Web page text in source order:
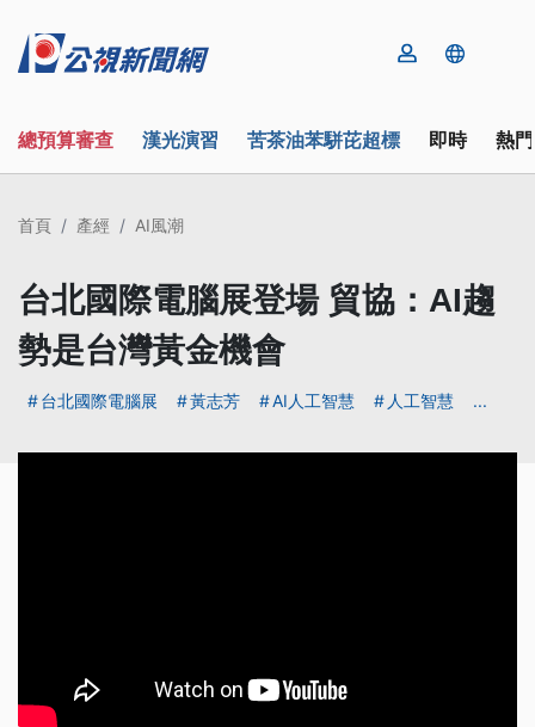
總預算審查 漢光演習 苦茶油苯駢芘超標 即時 熱
首頁 產經 AI風潮
台北國際電腦展登場 貿協：AI趨
勢是台灣黃金機會
台北國際電腦展 黃志芳 AI人工智慧 人工智慧 ...